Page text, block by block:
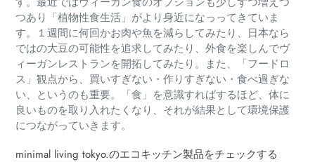
つあり「植物性食生活」がより身近になっってきていま
す。１週間に何回かお肉や魚を減らしてみたり、日本なら
ではの大豆の可能性を追求してみたり、外食を楽しんでヴ
ィーガンレストランを開拓してみたり。また、「フードロ
ス」観点から、買いすぎない・作りすぎない・食べ過ぎな
い、というのも重要。「食」を意識すればするほど、体に
良いものを取り入れたくなり、それが結果として環境保護
につながっていきます。
minimal living tokyo.のエコキッチン製品をチェックする